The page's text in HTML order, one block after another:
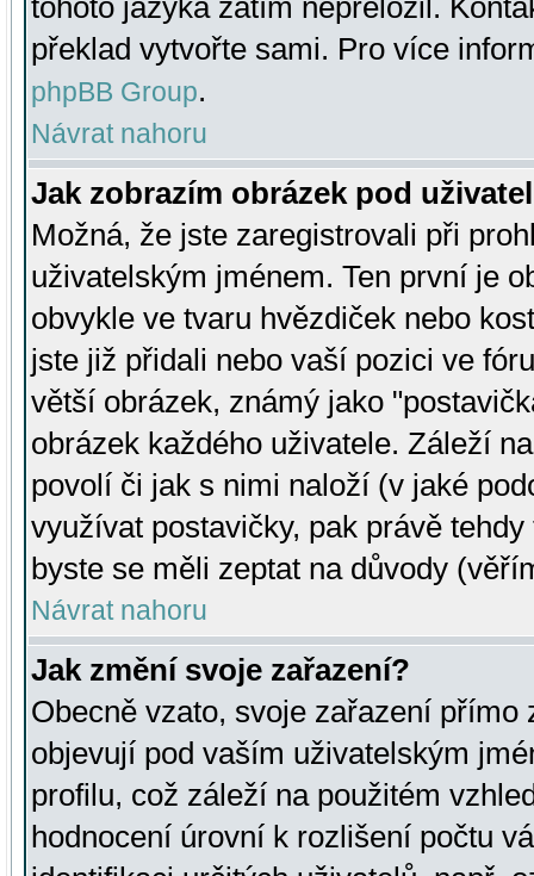
tohoto jazyka zatím nepřeložil.
překlad vytvořte sami. Pro více
phpBB Group.
Návrat nahoru
Jak zobrazím obrázek pod
Možná, že jste zaregistrovali při
uživatelským jménem. Ten první je
obvykle ve tvaru hvězdiček nebo
jste již přidali nebo vaší pozici ve
větší obrázek, známý jako
obrázek každého uživatele. Záleží
povolí či jak s nimi naloží (v jaké
využívat postavičky, pak právě
byste se měli zeptat na důvody
Návrat nahoru
Jak změní svoje zařazení?
Obecně vzato, svoje zařazení přímo
objevují pod vaším uživatelským
profilu, což záleží na použitém
hodnocení úrovní k rozlišení počtu